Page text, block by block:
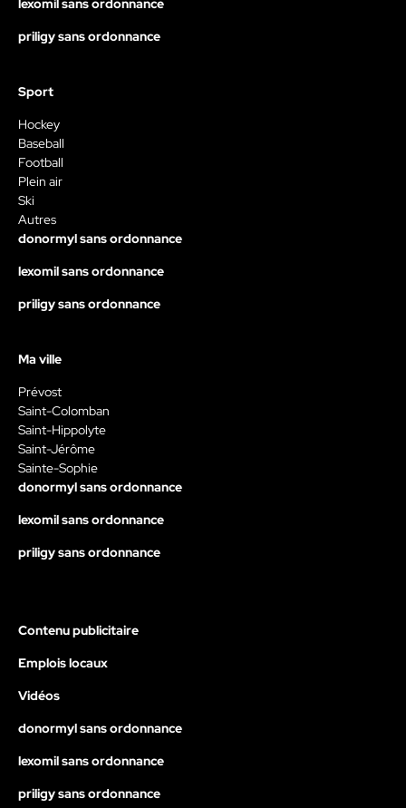
lexomil sans ordonnance
priligy sans ordonnance
Sport
Hockey
Baseball
Football
Plein air
Ski
Autres
donormyl sans ordonnance
lexomil sans ordonnance
priligy sans ordonnance
Ma ville
Prévost
Saint-Colomban
Saint-Hippolyte
Saint-Jérôme
Sainte-Sophie
donormyl sans ordonnance
lexomil sans ordonnance
priligy sans ordonnance
Contenu publicitaire
Emplois locaux
Vidéos
donormyl sans ordonnance
lexomil sans ordonnance
priligy sans ordonnance